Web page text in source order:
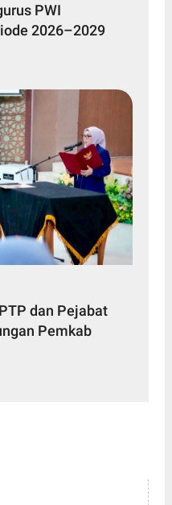
PWI
2026–2029
dan Pejabat
Pemkab